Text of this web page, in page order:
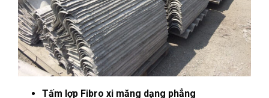
Tấm lợp Fibro xi măng dạng phẳng